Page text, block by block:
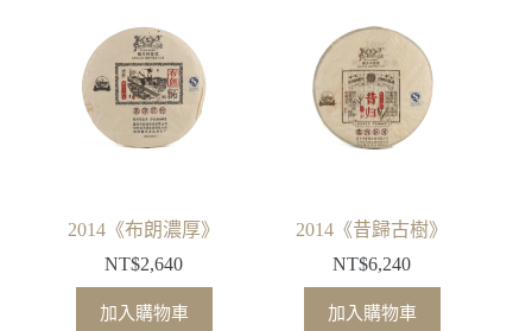
2014《布朗濃厚》
NT$2,640
加入購物車
2014《昔歸古樹》
NT$6,240
加入購物車